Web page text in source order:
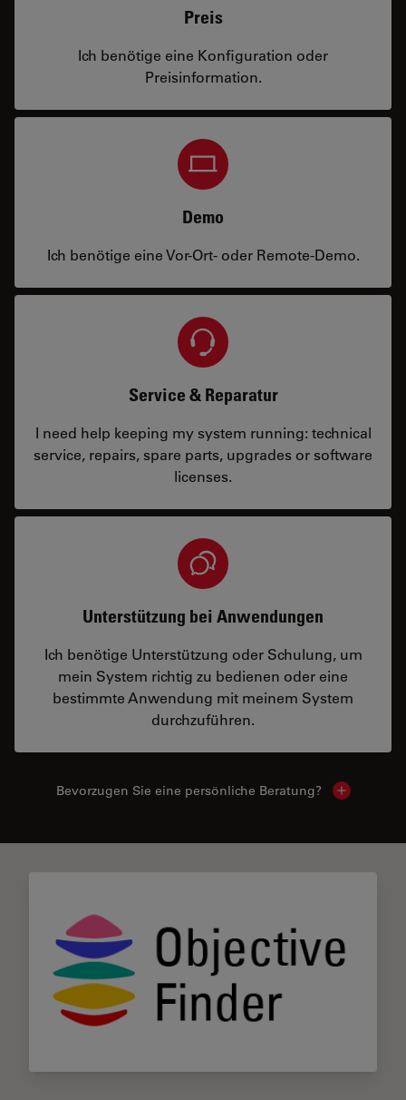
Preis
Ich benötige eine Konfiguration oder
Preisinformation.
Demo
Ich benötige eine Vor-Ort- oder Remote-Demo.
Service & Reparatur
I need help keeping my system running: technical
service, repairs, spare parts, upgrades or software
licenses.
Unterstützung bei Anwendungen
Ich benötige Unterstützung oder Schulung, um
mein System richtig zu bedienen oder eine
bestimmte Anwendung mit meinem System
durchzuführen.
Bevorzugen Sie eine persönliche Beratung? Show